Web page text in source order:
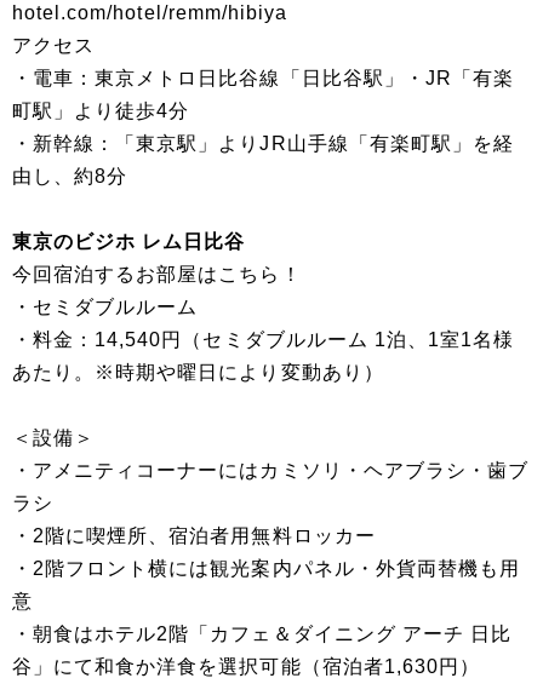
hotel.com/hotel/remm/hibiya
アクセス
・電車：東京メトロ日比谷線「日比谷駅」・JR「有楽
町駅」より徒歩4分
・新幹線：「東京駅」よりJR山手線「有楽町駅」を経
由し、約8分
東京のビジホ レム日比谷
今回宿泊するお部屋はこちら！
・セミダブルルーム
・料金：14,540円（セミダブルルーム 1泊、1室1名様
あたり。※時期や曜日により変動あり）
＜設備＞
・アメニティコーナーにはカミソリ・ヘアブラシ・歯ブ
ラシ
・2階に喫煙所、宿泊者用無料ロッカー
・2階フロント横には観光案内パネル・外貨両替機も用
意
・朝食はホテル2階「カフェ＆ダイニング アーチ 日比
谷」にて和食か洋食を選択可能（宿泊者1,630円）